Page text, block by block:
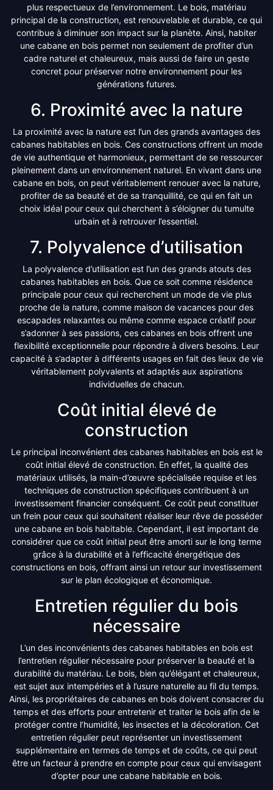
plus respectueux de l’environnement. Le bois, matériau
principal de la construction, est renouvelable et durable, ce qui
contribue à diminuer son impact sur la planète. Ainsi, habiter
une cabane en bois permet non seulement de profiter d’un
cadre naturel et chaleureux, mais aussi de faire un geste
concret pour préserver notre environnement pour les
générations futures.
6. Proximité avec la nature
La proximité avec la nature est l’un des grands avantages des
cabanes habitables en bois. Ces constructions offrent un mode
de vie authentique et harmonieux, permettant de se ressourcer
pleinement dans un environnement naturel. En vivant dans une
cabane en bois, on peut véritablement renouer avec la nature,
profiter de sa beauté et de sa tranquillité, ce qui en fait un
choix idéal pour ceux qui cherchent à s’éloigner du tumulte
urbain et à retrouver l’essentiel.
7. Polyvalence d’utilisation
La polyvalence d’utilisation est l’un des grands atouts des
cabanes habitables en bois. Que ce soit comme résidence
principale pour ceux qui recherchent un mode de vie plus
proche de la nature, comme maison de vacances pour des
escapades relaxantes ou même comme espace créatif pour
s’adonner à ses passions, ces cabanes en bois offrent une
flexibilité exceptionnelle pour répondre à divers besoins. Leur
capacité à s’adapter à différents usages en fait des lieux de vie
véritablement polyvalents et adaptés aux aspirations
individuelles de chacun.
Coût initial élevé de
construction
Le principal inconvénient des cabanes habitables en bois est le
coût initial élevé de construction. En effet, la qualité des
matériaux utilisés, la main-d’œuvre spécialisée requise et les
techniques de construction spécifiques contribuent à un
investissement financier conséquent. Ce coût peut constituer
un frein pour ceux qui souhaitent réaliser leur rêve de posséder
une cabane en bois habitable. Cependant, il est important de
considérer que ce coût initial peut être amorti sur le long terme
grâce à la durabilité et à l’efficacité énergétique des
constructions en bois, offrant ainsi un retour sur investissement
sur le plan écologique et économique.
Entretien régulier du bois
nécessaire
L’un des inconvénients des cabanes habitables en bois est
l’entretien régulier nécessaire pour préserver la beauté et la
durabilité du matériau. Le bois, bien qu’élégant et chaleureux,
est sujet aux intempéries et à l’usure naturelle au fil du temps.
Ainsi, les propriétaires de cabanes en bois doivent consacrer du
temps et des efforts pour entretenir et traiter le bois afin de le
protéger contre l’humidité, les insectes et la décoloration. Cet
entretien régulier peut représenter un investissement
supplémentaire en termes de temps et de coûts, ce qui peut
être un facteur à prendre en compte pour ceux qui envisagent
d’opter pour une cabane habitable en bois.